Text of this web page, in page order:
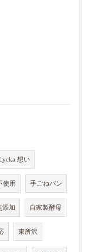
想い
使用 手ごねパン
添加 自家製酵母
東所沢